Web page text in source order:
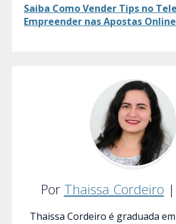
Saiba Como Vender Tips no
Empreender nas Apostas​ Online
Por Thaissa Cordeiro |
Thaissa Cordeiro é graduada